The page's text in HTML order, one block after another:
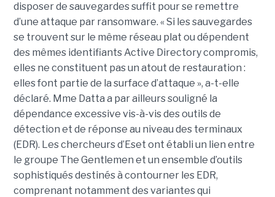
disposer de sauvegardes suffit pour se remettre
d’une attaque par ransomware. « Si les sauvegardes
se trouvent sur le même réseau plat ou dépendent
des mêmes identifiants Active Directory compromis,
elles ne constituent pas un atout de restauration :
elles font partie de la surface d’attaque », a-t-elle
déclaré. Mme Datta a par ailleurs souligné la
dépendance excessive vis-à-vis des outils de
détection et de réponse au niveau des terminaux
(EDR). Les chercheurs d’Eset ont établi un lien entre
le groupe The Gentlemen et un ensemble d’outils
sophistiqués destinés à contourner les EDR,
comprenant notamment des variantes qui